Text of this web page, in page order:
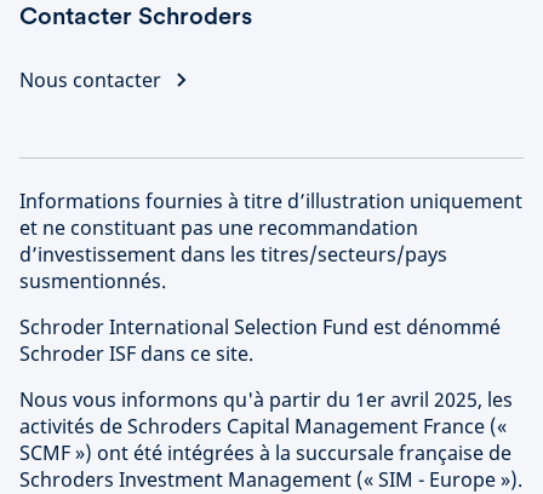
Contacter Schroders
Nous contacter
Informations fournies à titre d’illustration uniquement
et ne constituant pas une recommandation
d’investissement dans les titres/secteurs/pays
susmentionnés.
Schroder International Selection Fund est dénommé
Schroder ISF dans ce site.
Nous vous informons qu'à partir du 1er avril 2025, les
activités de Schroders Capital Management France («
SCMF ») ont été intégrées à la succursale française de
Schroders Investment Management (« SIM - Europe »).